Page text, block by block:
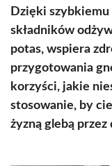
Dzięki
składników
potas, wspiera
przygotowania
korzyści, jakie
stosowanie, by
żyzną glebą przez